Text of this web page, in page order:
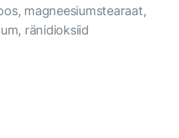
magneesiumstearaat,
ränidioksiid